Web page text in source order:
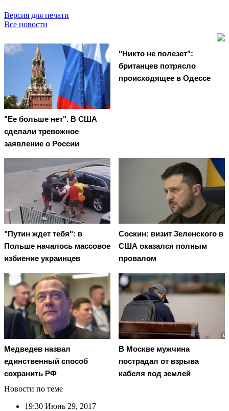
Версия для печати
Все новости
"Ее больше нет". В США
сделали тревожное
заявление о России
"Никто не полезет":
британцев потрясло
происходящее в Одессе
"Путин ждет тебя": в
Польше началось массовое
избиение украинцев
Соскин: визит Зеленского в
США оказался полным
провалом
Медведев назвал
единственный способ
сохранить РФ
В Москве мужчина
пострадал от взрыва
кабеля под землей
Новости по теме
19:30 Июнь 29, 2017